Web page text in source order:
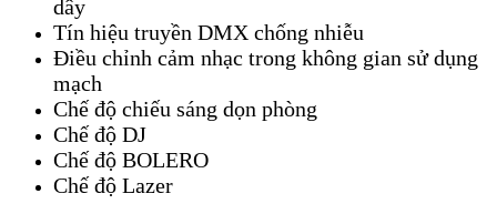
dây
Tín hiệu truyền DMX chống nhiễu
Điều chỉnh cảm nhạc trong không gian sử dụng
mạch
Chế độ chiếu sáng dọn phòng
Chế độ DJ
Chế độ BOLERO
Chế độ Lazer